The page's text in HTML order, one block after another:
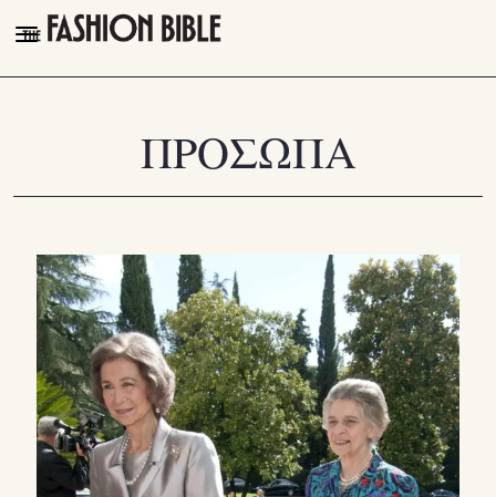
THE FASHION BIBLE
PLEASURES
VIDEOS
FOLLOW
Facebook
Instagram
Youtube
ΠΡΟΣΩΠΑ